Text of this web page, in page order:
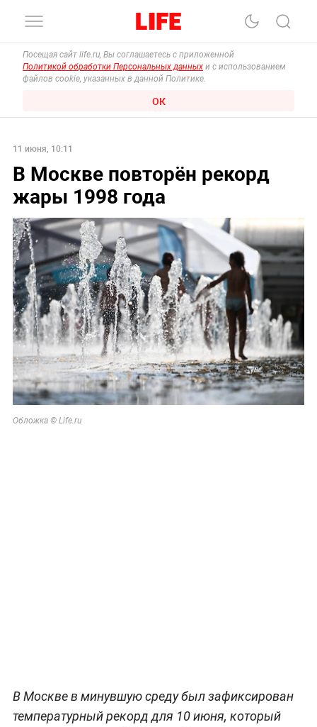
Посещая сайт life.ru, Вы соглашаетесь с приложенной
Политикой обработки Персональных данных и с использованием
файлов cookie, указанных в данной Политике.
ОК
11 июня, 10:11
В Москве повторён рекорд
жары 1998 года
Обложка © Life.ru
В Москве в минувшую среду был зафиксирован
температурный рекорд для 10 июня, который